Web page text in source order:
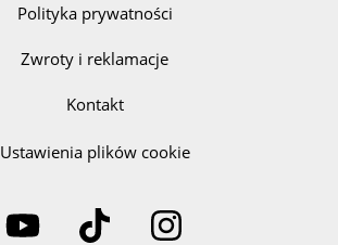
Polityka prywatności
Zwroty i reklamacje
Kontakt
Ustawienia plików cookie